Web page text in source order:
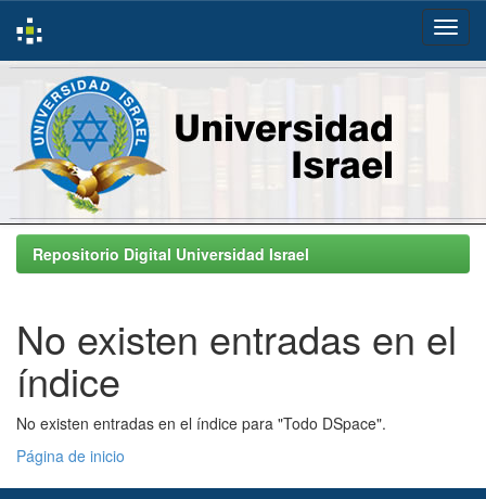
Skip
navigationRepositorio Digital Universidad Israel
No existen entradas en el
índice
No existen entradas en el índice para "Todo DSpace".
Página de inicio